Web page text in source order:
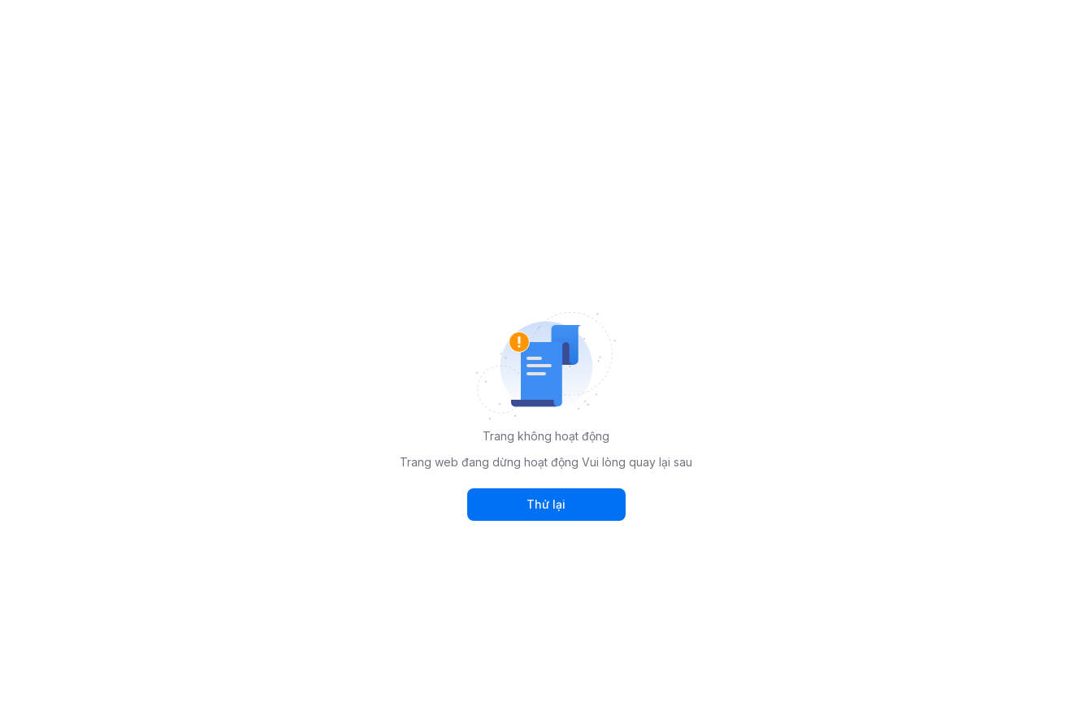
Trang không hoạt động
Trang web đang dừng hoạt động Vui lòng quay lại sau
Thử lại